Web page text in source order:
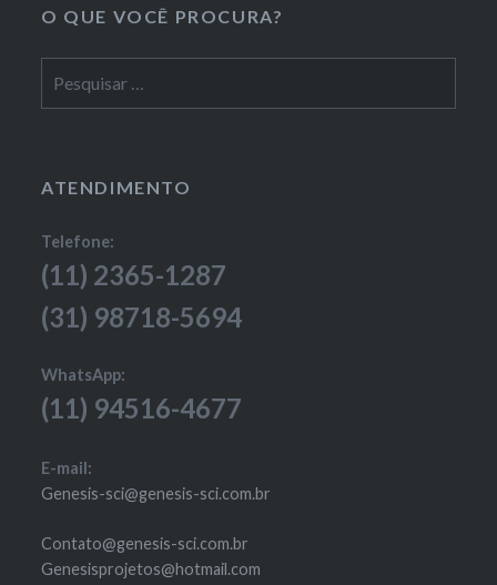
O QUE VOCÊ PROCURA?
por:
ATENDIMENTO
Telefone:
(11) 2365-1287
(31) 98718-5694
WhatsApp:
(11) 94516-4677
E-mail:
Genesis-sci@genesis-sci.com.br
Contato@genesis-sci.com.br
Genesisprojetos@hotmail.com